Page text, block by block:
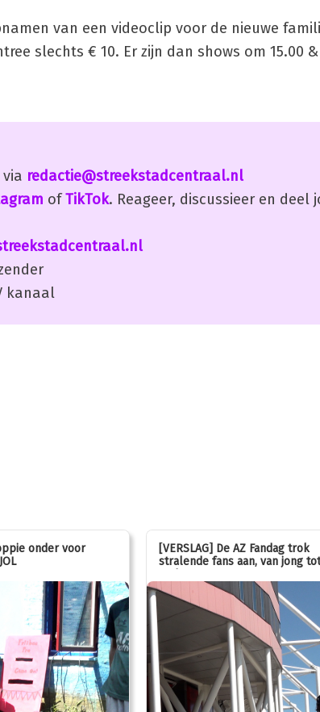
van een videoclip voor de nieuwe
slechts € 10. Er zijn dan shows om 15.00
redactie@streekstadcentraal.nl
ofTikTok. Reageer, discussieer en deel
kanaal
onder voor
[VERSLAG] De AZ Fandag trok
stralende fans aan, van jong tot